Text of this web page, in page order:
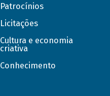
Patrocínios
Licitações
Cultura e economia
criativa
Conhecimento